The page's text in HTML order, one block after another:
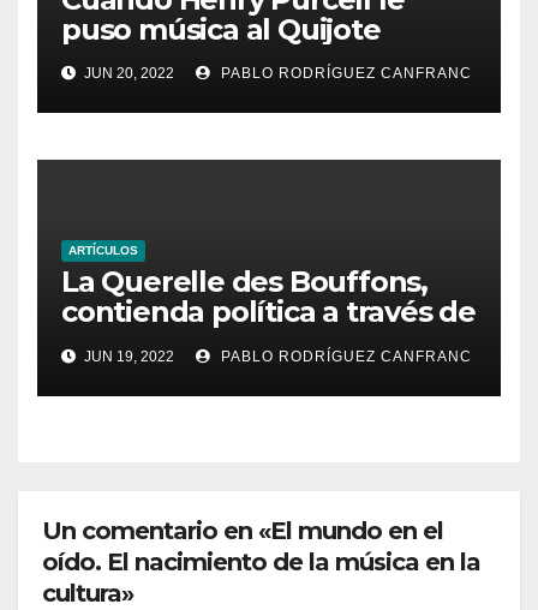
puso música al Quijote
JUN 20, 2022 PABLO RODRÍGUEZ CANFRANC
ARTÍCULOS
La Querelle des Bouffons,
contienda política a través de
la ópera
JUN 19, 2022 PABLO RODRÍGUEZ CANFRANC
Un comentario en «El mundo en el
oído. El nacimiento de la música en la
cultura»